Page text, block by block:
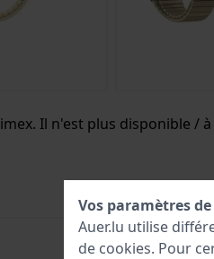
Il n'est plus disponible /
Vos paramètres
Auer.lu utilise
de cookies. Pour